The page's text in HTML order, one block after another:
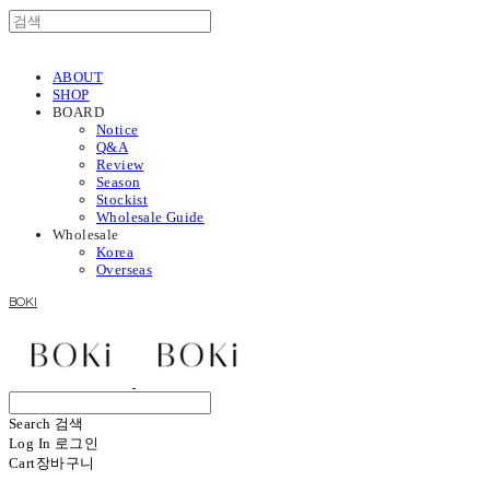
ABOUT
SHOP
BOARD
Notice
Q&A
Review
Season
Stockist
Wholesale Guide
Wholesale
Korea
Overseas
BOKI
Search 검색
Log In 로그인
Cart장바구니